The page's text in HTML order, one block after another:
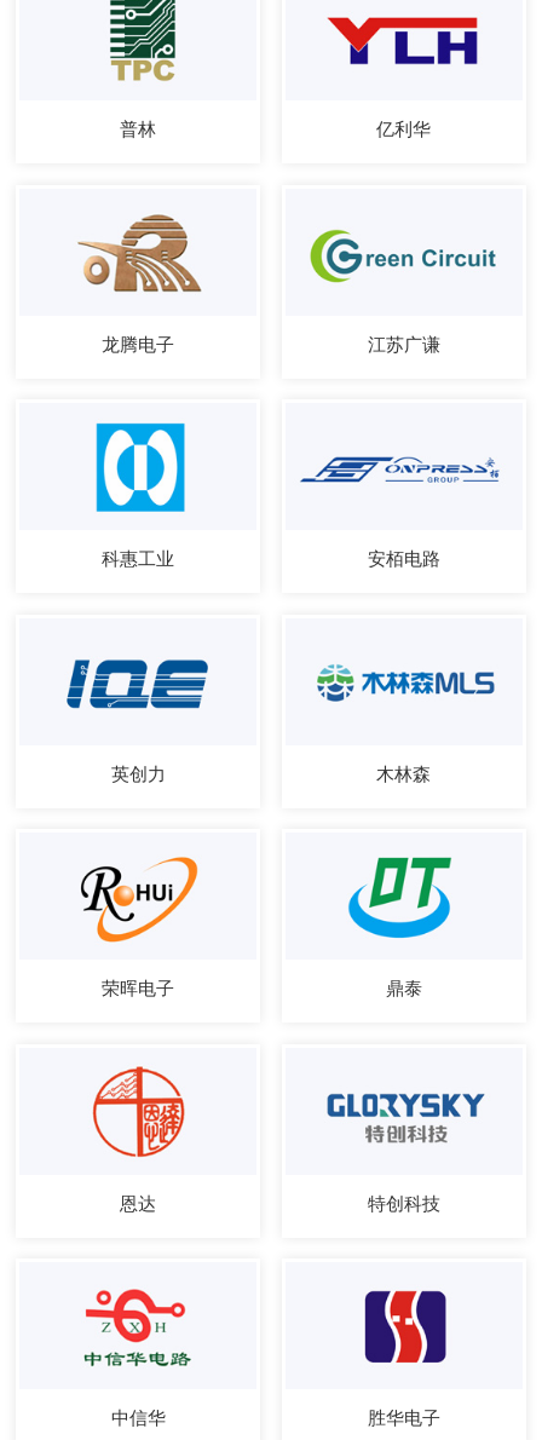
普林 亿利华
龙腾电子 江苏广谦
科惠工业 安栢电路
英创力 木林森
荣晖电子 鼎泰
恩达 特创科技
中信华 胜华电子